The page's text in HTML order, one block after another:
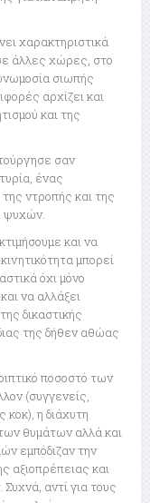
χαρακτηριστικά
άλλες χώρες, στο
σιωπής
αρχίζει και
και της
σαν
ένας
ντροπής και της
ψυχών.
και να
μπορεί
όχι μόνο
να αλλάξει
δικαστικής
της δήθεν αθώας
ποσοστό των
(συγγενείς,
η διάχυτη
θυμάτων αλλά και
εμπόδιζαν την
αξιοπρέπειας και
αντί για τους